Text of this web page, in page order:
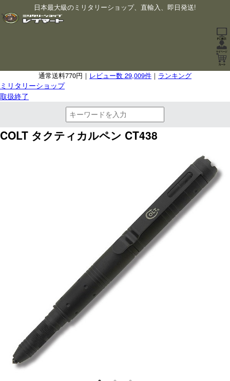
日本最大級のミリタリーショップ、直輸入、即日発送!
通常送料770円｜ レビュー数 29,009件 ｜ ランキング
ミリタリーショップ
取扱終了
COLT タクティカルペン CT438